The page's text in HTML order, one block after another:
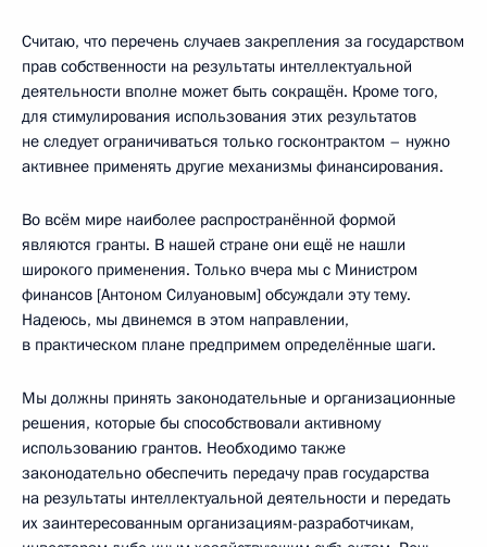
Считаю, что перечень случаев закрепления за государством
прав собственности на результаты интеллектуальной
деятельности вполне может быть сокращён. Кроме того,
для стимулирования использования этих результатов
не следует ограничиваться только госконтрактом – нужно
активнее применять другие механизмы финансирования.
Во всём мире наиболее распространённой формой
являются гранты. В нашей стране они ещё не нашли
широкого применения. Только вчера мы с Министром
финансов [Антоном Силуановым] обсуждали эту тему.
Надеюсь, мы двинемся в этом направлении,
в практическом плане предпримем определённые шаги.
Мы должны принять законодательные и организационные
решения, которые бы способствовали активному
использованию грантов. Необходимо также
законодательно обеспечить передачу прав государства
на результаты интеллектуальной деятельности и передать
их заинтересованным организациям-разработчикам,